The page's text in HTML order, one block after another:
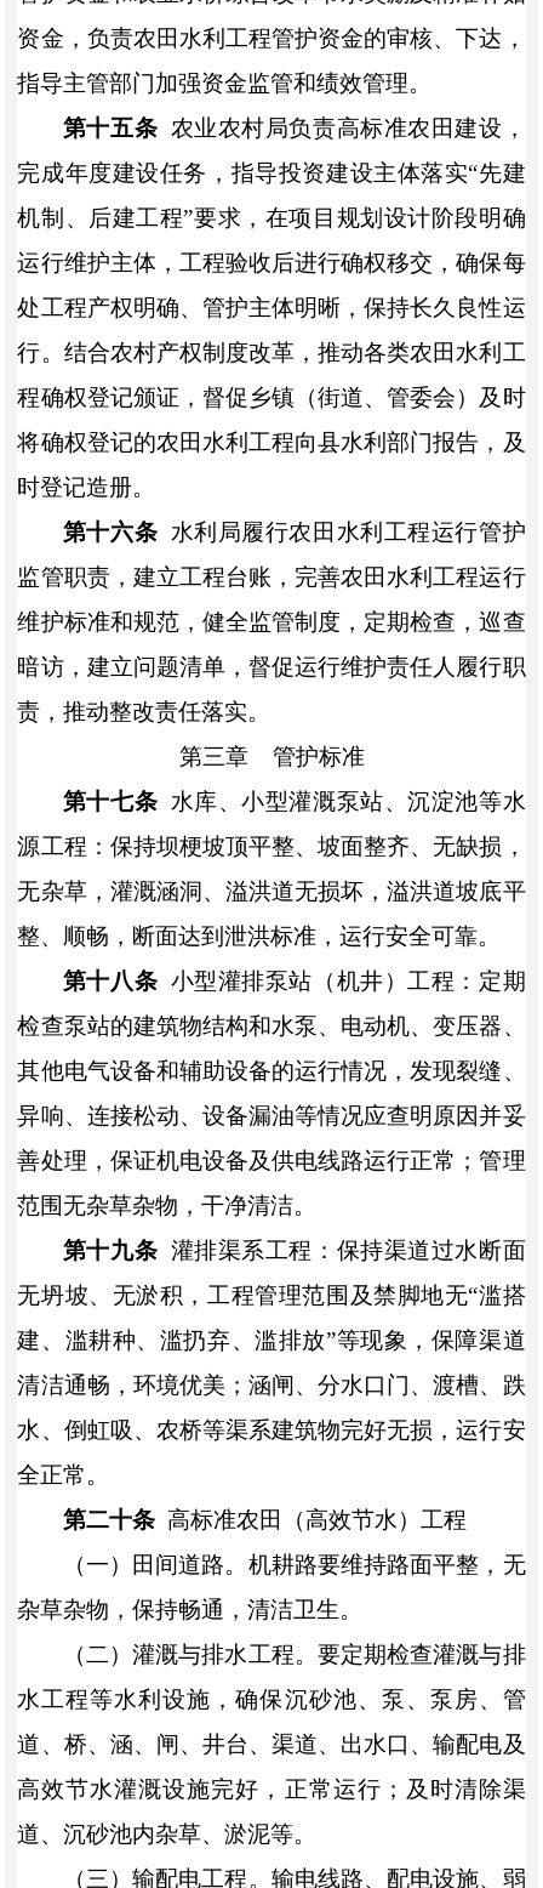
资金，负责农田水利工程管护资金的审核、下达，
指导主管部门加强资金监管和绩效管理。
第十五条 农业农村局负责高标准农田建设，
完成年度建设任务，指导投资建设主体落实“先建
机制、后建工程”要求，在项目规划设计阶段明确
运行维护主体，工程验收后进行确权移交，确保每
处工程产权明确、管护主体明晰，保持长久良性运
行。结合农村产权制度改革，推动各类农田水利工
程确权登记颁证，督促 乡镇（街道、管委会） 及时
将确权登记的农田水利工程向县水利部门报告，及
时登记造册。
第十六条 水利局履行农田水利工程运行管护
监管职责，建立工程台账，完善农田水利工程运行
维护标准和规范，健全监管制度，定期检查，巡查
暗访，建立问题清单，督促运行维护责任人履行职
责，推动整改责任落实。
第三章 管护标准
第十七条 水库、小型灌溉泵站、沉淀池等水
源工程：保持坝梗坡顶平整、坡面整齐、无缺损，
无杂草，灌溉涵洞、溢洪道无损坏，溢洪道坡底平
整、顺畅，断面达到泄洪标准，运行安全可靠。
第十八条 小型灌排泵站（机井）工程：定期
检查泵站的建筑物结构和水泵、电动机、变压器、
其他电气设备和辅助设备的运行情况，发现裂缝、
异响、连接松动、设备漏油等情况应查明原因并妥
善处理，保证机电设备及供电线路运行正常；管理
范围无杂草杂物，干净清洁。
第十九条 灌排渠系工程：保持渠道过水断面
无坍坡、无淤积，工程管理范围及禁脚地无“滥搭
建、滥耕种、滥扔弃、滥排放”等现象，保障渠道
清洁通畅，环境优美；涵闸、分水口门、渡槽、跌
水、倒虹吸、农桥等渠系建筑物完好无损，运行安
全正常。
第二十条 高标准农田（高效节水）工程
（一）田间道路。机耕路要维持路面平整，无
杂草杂物，保持畅通，清洁卫生。
（二）灌溉与排水工程。要定期检查灌溉与排
水工程等水利设施，确保沉砂池、泵、泵房、管
道、桥、涵、闸、井台、渠道、出水口、输配电及
高效节水灌溉设施完好，正常运行；及时清除渠
道、沉砂池内杂草、淤泥等。
（三）输配电工程。输电线路、配电设施、弱